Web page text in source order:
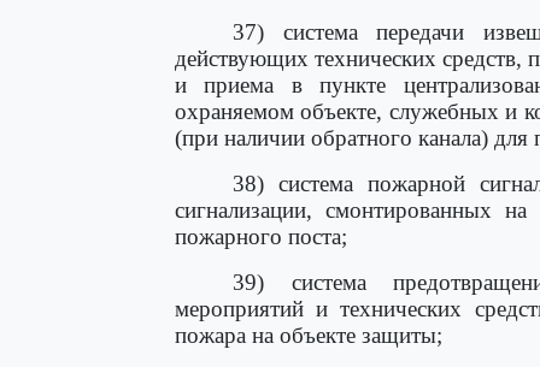
37) система передачи
действующих технических средств,
и приема в пункте
охраняемом объекте, служебных и
(при наличии обратного канала) для
38) система пожарной
сигнализации, смонтированных
пожарного поста;
39) система
мероприятий и технических
пожара на объекте защиты;